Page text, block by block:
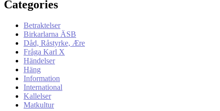
Categories
Betraktelser
Birkarlarna ÄSB
Dåd, Råstyrke, Ære
Fråga Karl X
Händelser
Häng
Information
International
Kallelser
Matkultur